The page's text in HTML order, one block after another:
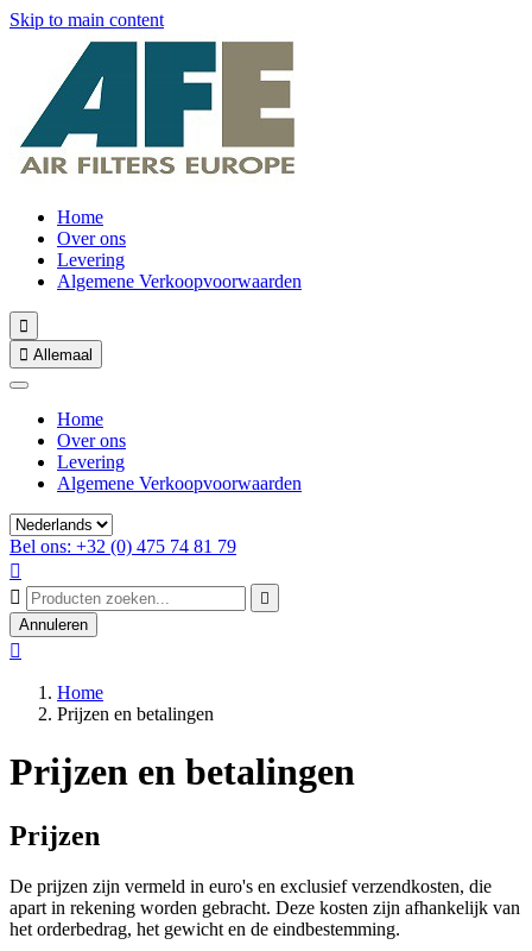
Skip to main content
Home
Over ons
Levering
Algemene Verkoopvoorwaarden

 Allemaal
Home
Over ons
Levering
Algemene Verkoopvoorwaarden
Bel ons: +32 (0) 475 74 81 79



Annuleren

Home
Prijzen en betalingen
Prijzen en betalingen
Prijzen
De prijzen zijn vermeld in euro's en exclusief verzendkosten, die
apart in rekening worden gebracht. Deze kosten zijn afhankelijk van
het orderbedrag, het gewicht en de eindbestemming.